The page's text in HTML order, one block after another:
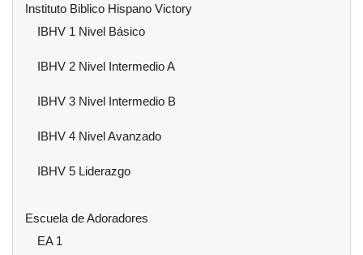
Instituto Biblico Hispano Victory
IBHV 1 Nivel Básico
IBHV 2 Nivel Intermedio A
IBHV 3 Nivel Intermedio B
IBHV 4 Nivel Avanzado
IBHV 5 Liderazgo
Escuela de Adoradores
EA 1